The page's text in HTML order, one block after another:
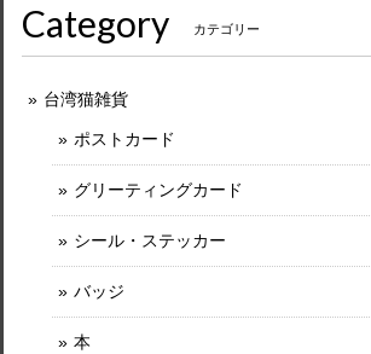
Category カテゴリー
台湾猫雑貨
ポストカード
グリーティングカード
シール・ステッカー
バッジ
本